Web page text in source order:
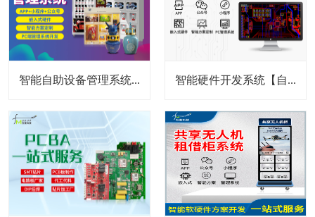
智能自助设备管理系统... 智能硬件开发系统【自...